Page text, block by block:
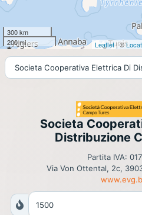
300 km
200 mi
Leaflet| ©
Societa
Distribuzione
Partita IVA:
Via Von Ottental, 2c,